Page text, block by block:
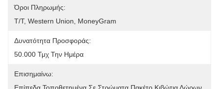
Όροι Πληρωμής:
T/T, Western Union, MoneyGram
Δυνατότητα Προσφοράς:
50.000 Τμχ Την Ημέρα
Επισημαίνω: